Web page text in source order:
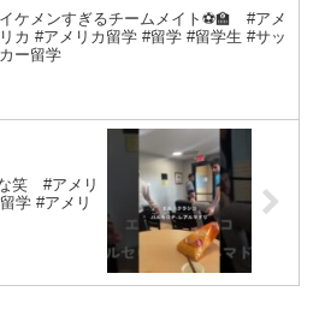
イケメンすぎるチームメイト⚽️🏫 #アメ
リカ #アメリカ留学 #留学 #留学生 #サッ
カー留学
笑 #アメリ
学 #アメリ